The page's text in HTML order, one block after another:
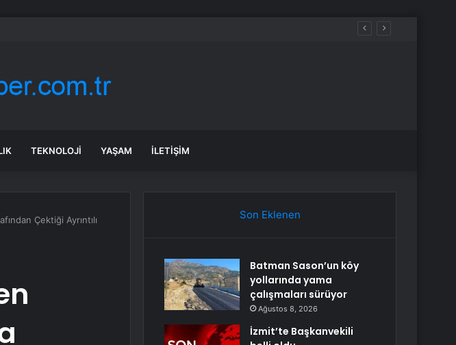
TEKNOLOJI YAŞAM İLETIŞIM
Çektiği Ayrıntılı
Son Eklenen
Batman Sason’un köy
yollarında yama
çalışmaları sürüyor
Ağustos 8, 2026
İzmit’te Başkanvekili